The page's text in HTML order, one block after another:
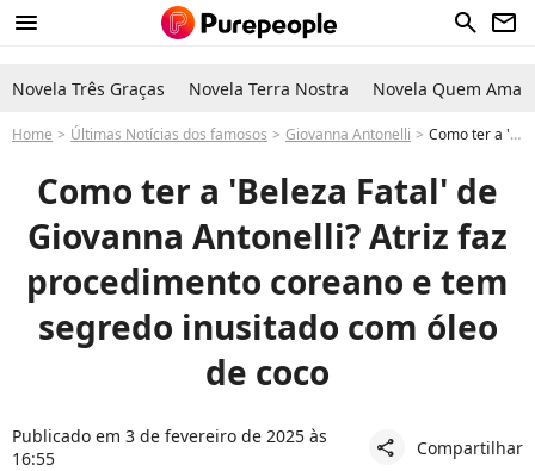
menu search newsletter
Novela Três Graças Novela Terra Nostra Novela Quem Ama
Home Últimas Notícias dos famosos Giovanna Antonelli Como ter a 'Beleza Fatal' de Giovanna Antonelli? Atriz faz procedimento coreano e tem segredo inusitado com óleo de coco
Como ter a 'Beleza Fatal' de
Giovanna Antonelli? Atriz faz
procedimento coreano e tem
segredo inusitado com óleo
de coco
Publicado em 3 de fevereiro de 2025 às
16:55
share Compartilhar